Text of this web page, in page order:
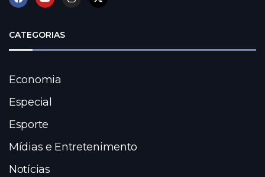
CATEGORIAS
Economia
Especial
Esporte
Mídias e Entretenimento
Notícias